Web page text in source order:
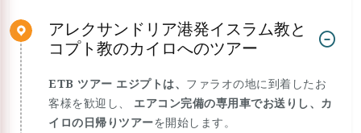
アレクサンドリア港発イスラム教と
コプト教のカイロへのツアー
ETB ツアー エジプトは、 ファラオの地に到着したお
客様を歓迎し、 エアコン完備の専用車でお送りし、 カ
イロの日帰りツアーを開始します。